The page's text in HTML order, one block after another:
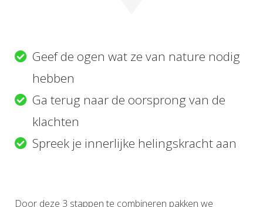
Geef de ogen wat ze van nature nodig
hebben
Ga terug naar de oorsprong van de
klachten
Spreek je innerlijke helingskracht aan
Door deze 3 stappen te combineren pakken we